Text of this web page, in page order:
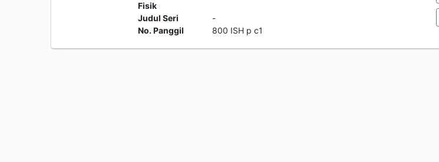
Fisik
Judul Seri
-
No. Panggil
800 ISH p c1